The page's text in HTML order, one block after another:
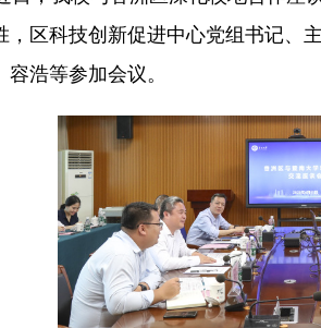
区科技创新促进中心党组书记、
浩等参加会议。